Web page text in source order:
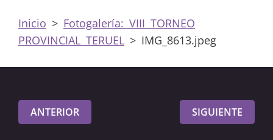
Inicio > Fotogalería: VIII TORNEO
PROVINCIAL TERUEL > IMG_8613.jpeg
ANTERIOR SIGUIENTE